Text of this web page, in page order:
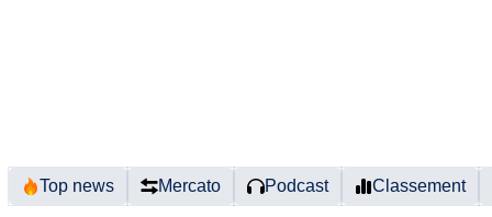
Top news Mercato Podcast Classement